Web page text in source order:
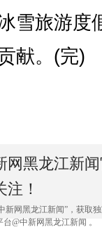
雪旅游度
献。(完)
网黑龙江新
注！
新网黑龙江新闻”，获取独
@中新网黑龙江新闻 。